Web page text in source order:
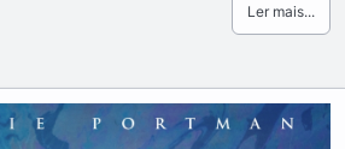
Ler mais...